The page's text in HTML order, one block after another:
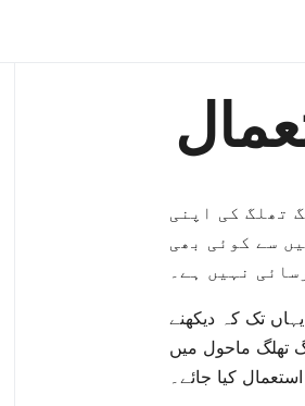
تھلگ کی اپنی
سے کوئی بھی
نہیں ہے۔
تک کہ دیکھنے
تھلگ ماحول میں
کیا جائے۔